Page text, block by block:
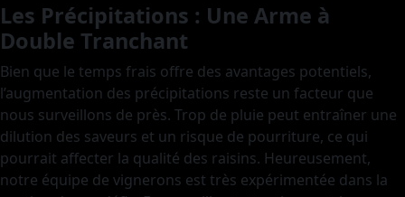
Les Précipitations : Une Arme à
Double Tranchant
Bien que le temps frais offre des avantages potentiels,
l’augmentation des précipitations reste un facteur que
nous surveillons de près. Trop de pluie peut entraîner une
dilution des saveurs et un risque de pourriture, ce qui
pourrait affecter la qualité des raisins. Heureusement,
notre équipe de vignerons est très expérimentée dans la